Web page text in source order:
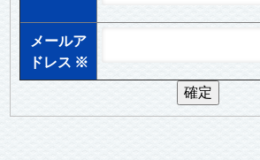
メールア
ドレス ※